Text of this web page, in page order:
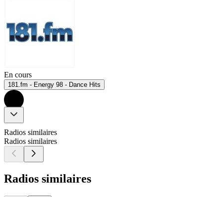
En cours
181.fm - Energy 98 - Dance Hits
Radios similaires
Radios similaires
Radios similaires